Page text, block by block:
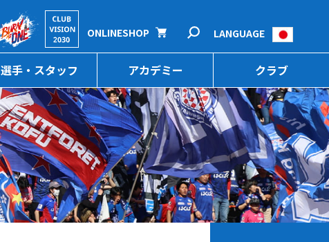
選手・スタッフ アカデミー クラブ
ONLINESHOP LANGUAGE